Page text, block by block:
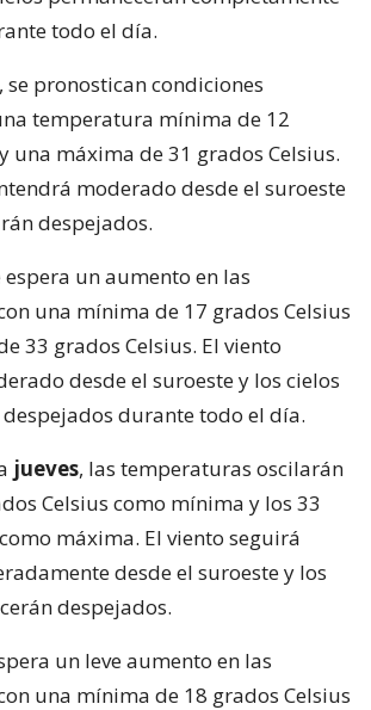
todo el día.
, se pronostican condiciones
temperatura mínima de 12
una máxima de 31 grados Celsius.
moderado desde el suroeste
despejados.
espera un aumento en las
una mínima de 17 grados Celsius
33 grados Celsius. El viento
desde el suroeste y los cielos
durante todo el día.
jueves, las temperaturas oscilarán
Celsius como mínima y los 33
máxima. El viento seguirá
desde el suroeste y los
despejados.
un leve aumento en las
una mínima de 18 grados Celsius